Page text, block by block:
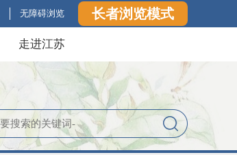
无障碍浏览 长者浏览模式
走进江苏